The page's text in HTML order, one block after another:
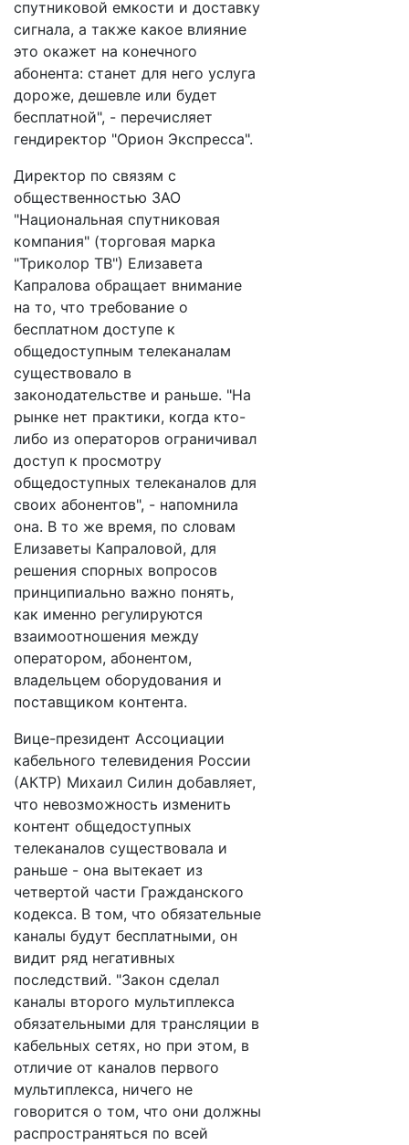
спутниковой емкости и доставку
сигнала, а также какое влияние
это окажет на конечного
абонента: станет для него услуга
дороже, дешевле или будет
бесплатной", - перечисляет
гендиректор "Орион Экспресса".
Директор по связям с
общественностью ЗАО
"Национальная спутниковая
компания" (торговая марка
"Триколор ТВ") Елизавета
Капралова обращает внимание
на то, что требование о
бесплатном доступе к
общедоступным телеканалам
существовало в
законодательстве и раньше. "На
рынке нет практики, когда кто-
либо из операторов ограничивал
доступ к просмотру
общедоступных телеканалов для
своих абонентов", - напомнила
она. В то же время, по словам
Елизаветы Капраловой, для
решения спорных вопросов
принципиально важно понять,
как именно регулируются
взаимоотношения между
оператором, абонентом,
владельцем оборудования и
поставщиком контента.
Вице-президент Ассоциации
кабельного телевидения России
(АКТР) Михаил Силин добавляет,
что невозможность изменить
контент общедоступных
телеканалов существовала и
раньше - она вытекает из
четвертой части Гражданского
кодекса. В том, что обязательные
каналы будут бесплатными, он
видит ряд негативных
последствий. "Закон сделал
каналы второго мультиплекса
обязательными для трансляции в
кабельных сетях, но при этом, в
отличие от каналов первого
мультиплекса, ничего не
говорится о том, что они должны
распространяться по всей